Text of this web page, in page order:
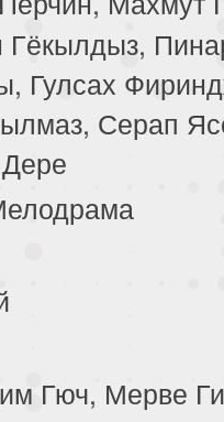
Гёкылдыз,
Гулсах
Серап
Гюч, Мерве